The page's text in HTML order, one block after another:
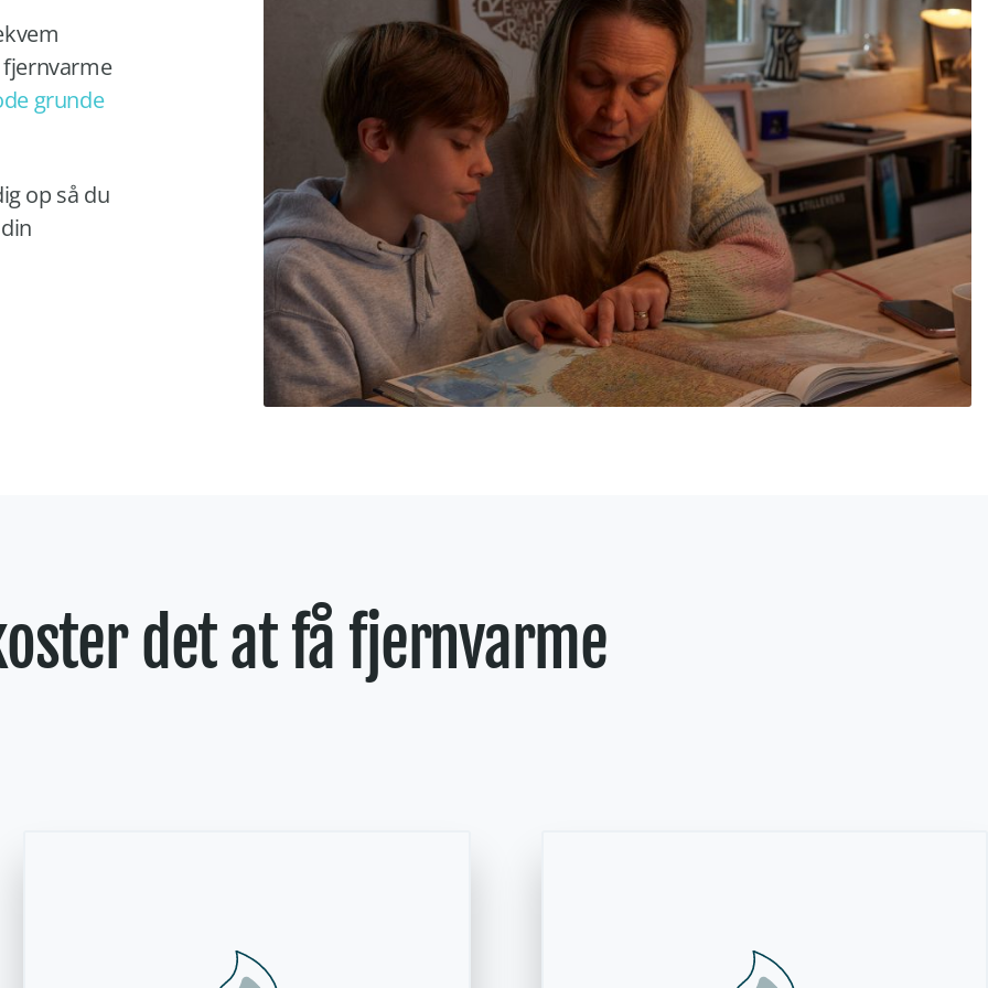
fjernvarme
grunde
op så du
det at få fjernvarme